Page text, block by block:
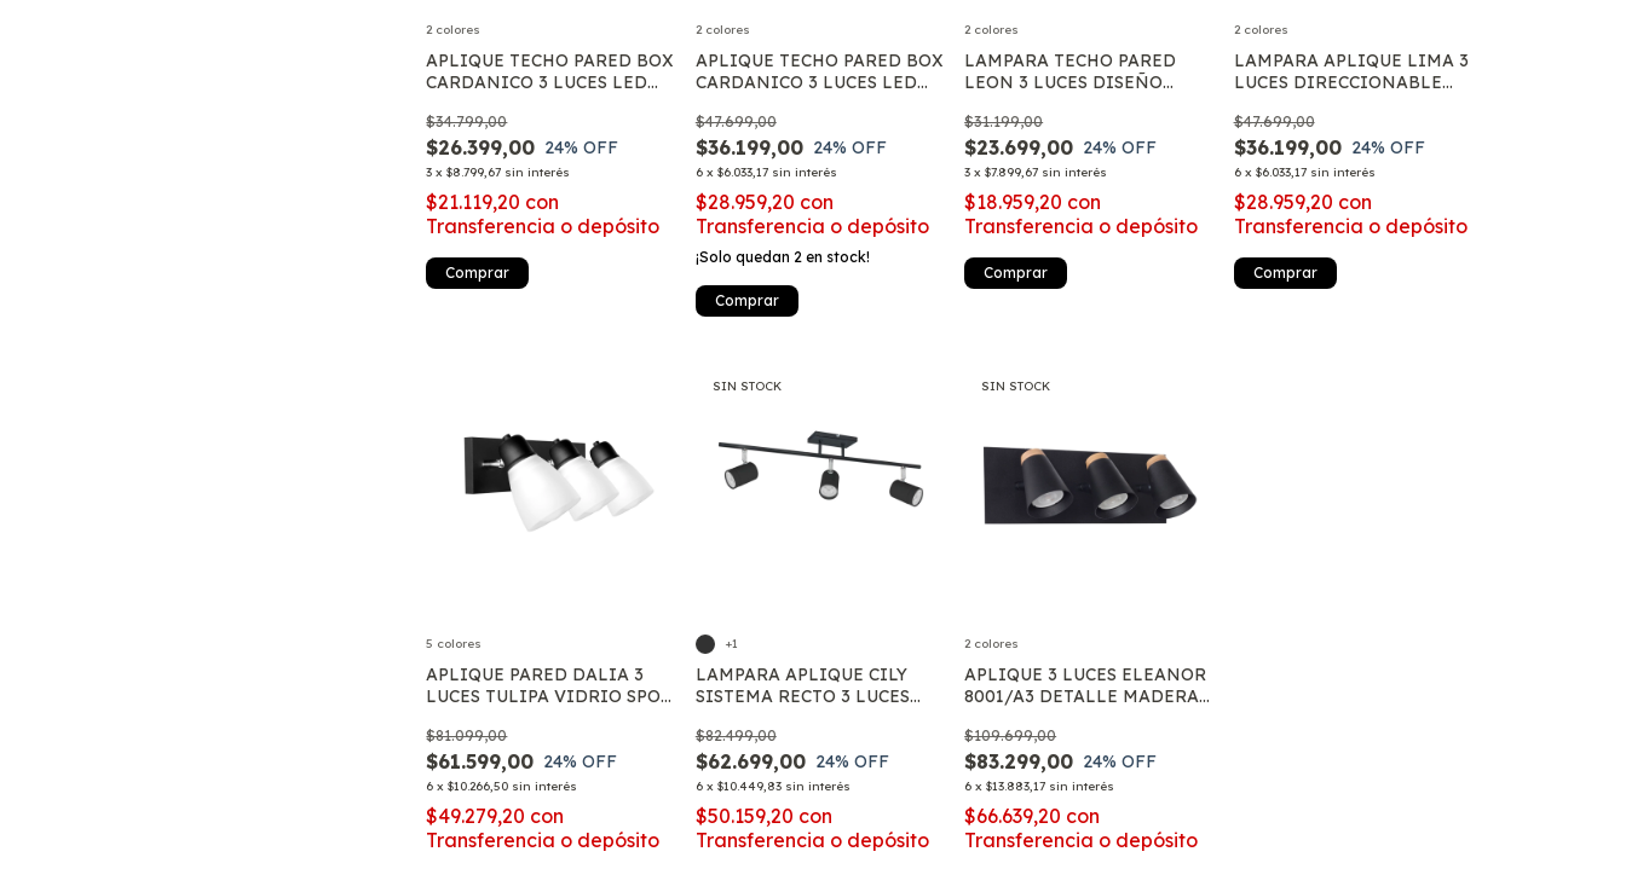
APLIQUE TECHO PARED BOX
CARDANICO 3 LUCES LED
$26.399,00
$34.799,00
24% OFF
3 x$8.799,67 sin interés
$21.119,20 con
Transferencia o depósito
2 colores
Comprar
APLIQUE TECHO PARED BOX
CARDANICO 3 LUCES LED
$36.199,00
$47.699,00
24% OFF
6 x $6.033,17 sin interés
$28.959,20 con
Transferencia o depósito
¡Solo quedan 2en stock!
2 colores
Comprar
LAMPARA TECHO PARED
LEON 3 LUCES DISEÑO
E27
$23.699,00
$31.199,00
24% OFF
3 x$7.899,67 sin interés
$18.959,20 con
Transferencia o depósito
2 colores
Comprar
LAMPARA APLIQUE LIMA 3
LUCES DIRECCIONABLE
$36.199,00
$47.699,00
24% OFF
6 x $6.033,17 sin interés
$28.959,20 con
Transferencia o depósito
2 colores
Comprar
APLIQUE PARED DALIA 3
LUCES TULIPA VIDRIO SPOT
$61.599,00
$81.099,00
24% OFF
6 x$10.266,50 sin interés
$49.279,20 con
Transferencia o depósito
5 colores
SIN STOCK
LAMPARA APLIQUE CILY
SISTEMA RECTO 3 LUCES
CILINDRO GU10
$62.699,00
$82.499,00
24% OFF
6 x $10.449,83 sin interés
$50.159,20 con
Transferencia o depósito
+1
SIN STOCK
APLIQUE 3 LUCES ELEANOR
8001/A3 DETALLE MADERA
$83.299,00
$109.699,00
24% OFF
6 x$13.883,17 sin interés
$66.639,20 con
Transferencia o depósito
2 colores